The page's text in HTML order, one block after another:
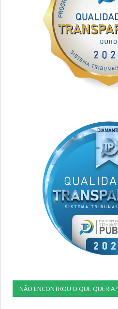
NÃO ENCONTROU O QUE QUERIA?